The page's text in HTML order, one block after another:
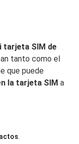
tarjeta SIM de
tanto como el
que puede
la tarjeta SIMa